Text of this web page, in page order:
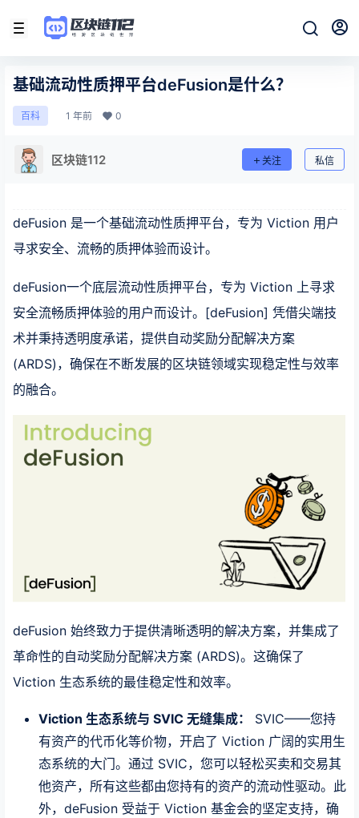
基础流动性质押平台deFusion是什么？
百科 1 年前 0
区块链112 关注 私信
deFusion 是一个基础流动性质押平台，专为 Viction 用户
寻求安全、流畅的质押体验而设计。
deFusion一个底层流动性质押平台，专为 Viction 上寻求
安全流畅质押体验的用户而设计。[deFusion] 凭借尖端技
术并秉持透明度承诺，提供自动奖励分配解决方案
(ARDS)，确保在不断发展的区块链领域实现稳定性与效率
的融合。
deFusion 始终致力于提供清晰透明的解决方案，并集成了
革命性的自动奖励分配解决方案 (ARDS)。这确保了
Viction 生态系统的最佳稳定性和效率。
Viction 生态系统与 SVIC 无缝集成：
SVIC——您持
有资产的代币化等价物，开启了 Viction 广阔的实用生
态系统的大门。通过 SVIC，您可以轻松买卖和交易其
他资产，所有这些都由您持有的资产的流动性驱动。此
外，deFusion 受益于 Viction 基金会的坚定支持，确